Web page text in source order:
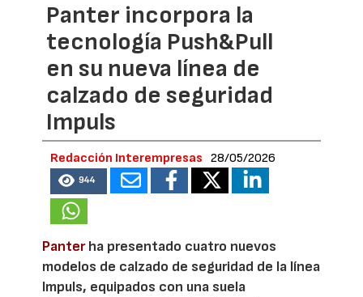
Panter incorpora la
tecnología Push&Pull
en su nueva línea de
calzado de seguridad
Impuls
Redacción Interempresas 28/05/2026
944
Panterha presentado cuatro nuevos
modelos de calzado de seguridad de la línea
Impuls, equipados con una suela